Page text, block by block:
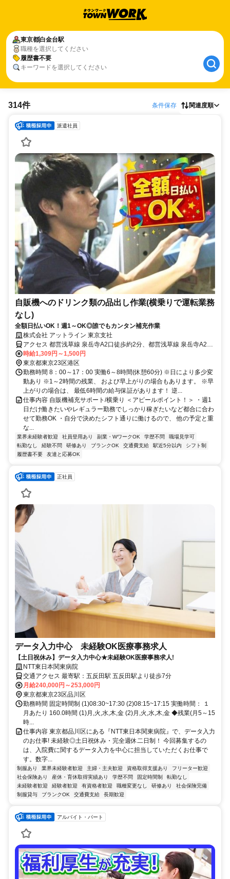
東京都白金台駅
職種を選択してください
履歴書不要
キーワードを選択してください
314件 条件保存 関連度順
派遣社員
自販機へのドリンク類の品出し作業(横乗りで運転業務
なし)
全額日払いOK！週1～OK◎誰でもカンタン補充作業
株式会社 アットライン 東京支社
アクセス 都営浅草線 泉岳寺A2口徒歩約2分、都営浅草線 泉岳寺A2口
徒歩約2分、ＪＲ山手線 高輪ゲートウェイ徒歩約6分
時給1,309円～1,500円
東京都東京23区港区
勤務時間 8：00～17：00 実働6～8時間(休憩60分) ※日により多少変
動あり ※1～2時間の残業、 および早上がりの場合もあります。 ※早
上がりの場合は、 最低6時間の給与保証があります！ 逆...
仕事内容 自販機補充サポート/横乗り ＜アピールポイント！＞ ・週1
日だけ働きたいやレギュラー勤務でしっかり稼ぎたいなど都合に合わ
せて勤務OK ・自分で決めたシフト通りに働けるので、 他の予定と重
な...
業界未経験者歓迎 社員登用あり 副業・WワークOK 学歴不問
職場見学可
転勤なし
経験不問 研修あり ブランクOK 交通費支給 駅近5分以内
シフト制
履歴書不要
友達と応募OK
正社員
データ入力中心 未経験OK医療事務求人
【土日祝休み】データ入力中心★未経験OK医療事務求人!
NTT東日本関東病院
交通アクセス 最寄駅：五反田駅 五反田駅より徒歩7分
月給240,000円～253,000円
東京都東京23区品川区
勤務時間 固定時間制 (1)08:30~17:30 (2)08:15~17:15 実働時間： １
月あたり 160.0時間 (1)月,火,水,木,金 (2)月,火,水,木,金 ◆残業(月5～15
時...
仕事内容 東京都品川区にある『NTT東日本関東病院』で、データ入力
のお仕事! 未経験◎土日祝休み・完全週休二日制！ 今回募集するの
は、入院費に関するデータ入力を中心に担当していただくお仕事で
す。数字...
制服あり 業界未経験者歓迎 主婦・主夫歓迎 資格取得支援あり
フリーター歓迎
社会保険あり
産休・育休取得実績あり 学歴不問 固定時間制
転勤なし
未経験者歓迎
経験者歓迎 有資格者歓迎 職種変更なし 研修あり
社会保険完備
制服貸与
ブランクOK 交通費支給 長期歓迎
アルバイト・パート